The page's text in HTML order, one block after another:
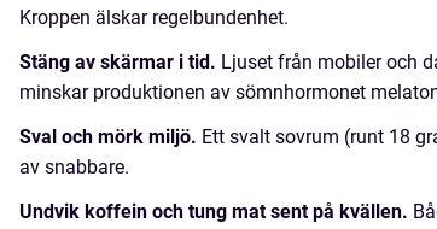
Kroppen älskar regelbundenhet.
Stäng av skärmar i tid. Ljuset från mobiler och
minskar produktionen av sömnhormonet
Sval och mörk miljö. Ett svalt sovrum (runt 18
av snabbare.
Undvik koffein och tung mat sent på kvällen.